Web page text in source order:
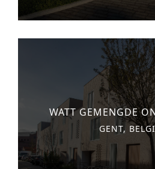
WATT GEMENGDE
GENT,